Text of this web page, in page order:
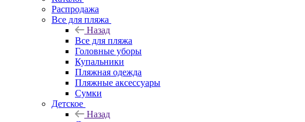
Распродажа
Все для пляжа
Назад
Все для пляжа
Головные уборы
Купальники
Пляжная одежда
Пляжные аксессуары
Сумки
Детское
Назад